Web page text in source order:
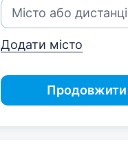
Додати місто
Продовжити